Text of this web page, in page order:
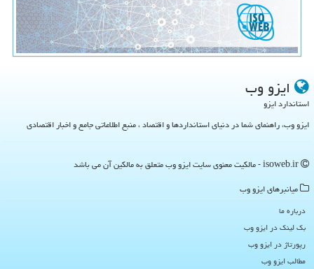
ایزو وب
استاندارد ایزو
ایزو وب، راهنمای شما در دنیای استانداردها و اقتصاد ، منبع اطلاعاتی جامع و اخبار اقتصادی
میانبرهای ایزو وب
درباره ما
بک لینک در ایزو وب
رپورتاژ در ایزو وب
مطالب ایزو وب